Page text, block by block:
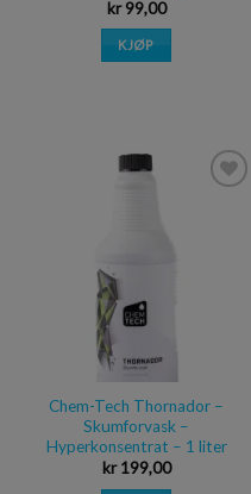
kr99,00
KJØP
Chem-Tech Thornador –
Skumforvask –
Hyperkonsentrat – 1 liter
kr199,00